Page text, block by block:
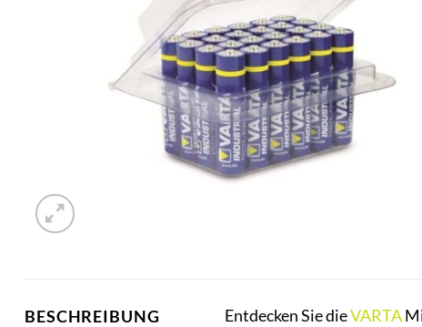
BESCHREIBUNG Entdecken Sie dieVARTA